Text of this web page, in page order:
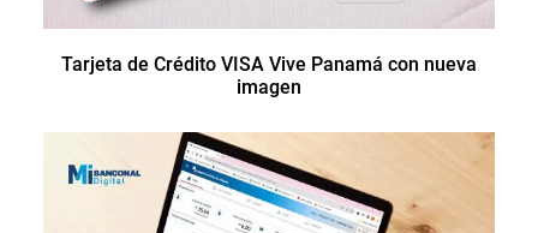
Tarjeta de Crédito VISA Vive Panamá con nueva
imagen